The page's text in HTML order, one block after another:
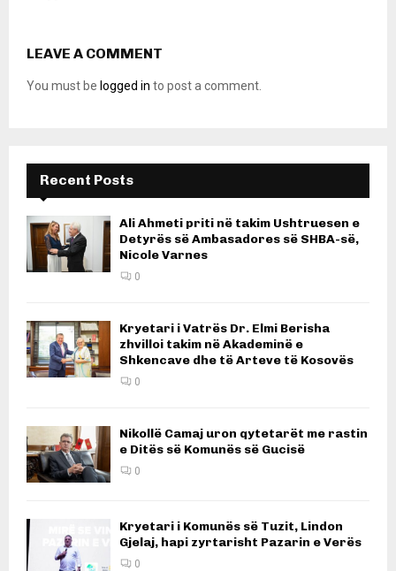
LEAVE A COMMENT
You must be logged in to post a comment.
Recent Posts
Ali Ahmeti priti në takim Ushtruesen e
Detyrës së Ambasadores së SHBA-së,
Nicole Varnes
0
Kryetari i Vatrës Dr. Elmi Berisha
zhvilloi takim në Akademinë e
Shkencave dhe të Arteve të Kosovës
0
Nikollë Camaj uron qytetarët me rastin
e Ditës së Komunës së Gucisë
0
Kryetari i Komunës së Tuzit, Lindon
Gjelaj, hapi zyrtarisht Pazarin e Verës
0